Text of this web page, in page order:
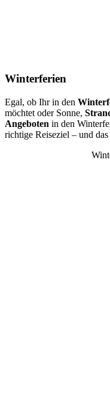
Winterferien
Egal, ob Ihr in den
möchtet oder Sonne,
Angeboten in den
richtige Reiseziel – und